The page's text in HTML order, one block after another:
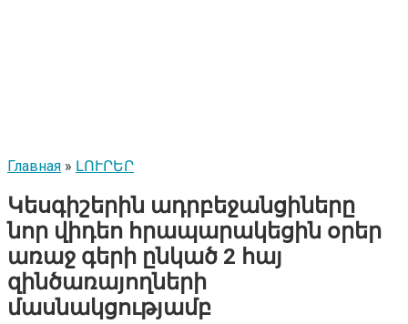
Главная » ԼՈՒՐԵՐ
Կեսգիշերին ադրբեջանցիները
նոր վիդեո հրապարակեցին օրեր
առաջ գերի ընկած 2 հայ
զինծառայողների
մասնակցությամբ